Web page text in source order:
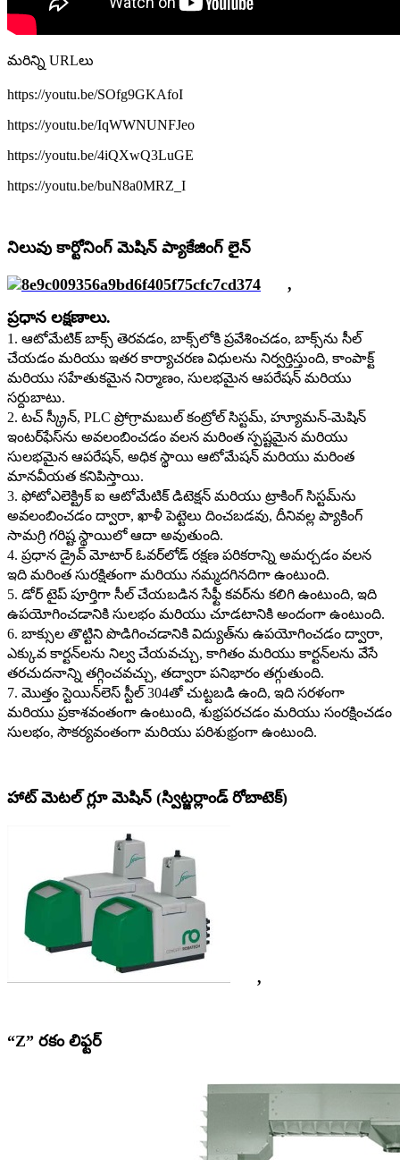
మరిన్ని URLలు
https://youtu.be/SOfg9GKAfoI
https://youtu.be/IqWWNUNFJeo
https://youtu.be/4iQXwQ3LuGE
https://youtu.be/buN8a0MRZ_I
నిలువు కార్టోనింగ్ మెషిన్ ప్యాకేజింగ్ లైన్
,
ప్రధాన లక్షణాలు.
1. ఆటోమేటిక్ బాక్స్ తెరవడం, బాక్స్‌లోకి ప్రవేశించడం, బాక్స్‌ను సీల్
చేయడం మరియు ఇతర కార్యాచరణ విధులను నిర్వర్తిస్తుంది, కాంపాక్ట్
మరియు సహేతుకమైన నిర్మాణం, సులభమైన ఆపరేషన్ మరియు
సర్దుబాటు.
2. టచ్ స్క్రీన్, PLC ప్రోగ్రామబుల్ కంట్రోల్ సిస్టమ్, హ్యూమన్-మెషిన్
ఇంటర్‌ఫేస్‌ను అవలంబించడం వలన మరింత స్పష్టమైన మరియు
సులభమైన ఆపరేషన్, అధిక స్థాయి ఆటోమేషన్ మరియు మరింత
మానవీయత కనిపిస్తాయి.
3. ఫోటోఎలెక్ట్రిక్ ఐ ఆటోమేటిక్ డిటెక్షన్ మరియు ట్రాకింగ్ సిస్టమ్‌ను
అవలంబించడం ద్వారా, ఖాళీ పెట్టెలు దించబడవు, దీనివల్ల ప్యాకింగ్
సామగ్రి గరిష్ట స్థాయిలో ఆదా అవుతుంది.
4. ప్రధాన డ్రైవ్ మోటార్ ఓవర్‌లోడ్ రక్షణ పరికరాన్ని అమర్చడం వలన
ఇది మరింత సురక్షితంగా మరియు నమ్మదగినదిగా ఉంటుంది.
5. డోర్ టైప్ పూర్తిగా సీల్ చేయబడిన సేఫ్టీ కవర్‌ను కలిగి ఉంటుంది, ఇది
ఉపయోగించడానికి సులభం మరియు చూడటానికి అందంగా ఉంటుంది.
6. బాక్సుల తొట్టిని పొడిగించడానికి విద్యుత్‌ను ఉపయోగించడం ద్వారా,
ఎక్కువ కార్టన్‌లను నిల్వ చేయవచ్చు, కాగితం మరియు కార్టన్‌లను వేసే
తరచుదనాన్ని తగ్గించవచ్చు, తద్వారా పనిభారం తగ్గుతుంది.
7. మొత్తం స్టెయిన్‌లెస్ స్టీల్ 304తో చుట్టబడి ఉంది, ఇది సరళంగా
మరియు ప్రకాశవంతంగా ఉంటుంది, శుభ్రపరచడం మరియు సంరక్షించడం
సులభం, సౌకర్యవంతంగా మరియు పరిశుభ్రంగా ఉంటుంది.
హాట్ మెటల్ గ్లూ మెషిన్ (స్విట్జర్లాండ్ రోబాటెక్)
,
“Z” రకం లిఫ్టర్